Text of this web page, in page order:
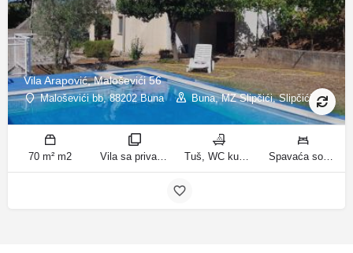
Vila Arapović, Maloševići 56
Maloševići bb, 88202 Buna Buna, MZ Slipčići, Slipčići
70 m² m2